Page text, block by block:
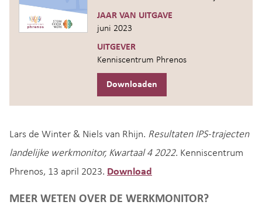
JAAR VAN UITGAVE
juni 2023
UITGEVER
Kenniscentrum Phrenos
Downloaden
Lars de Winter & Niels van Rhijn. Resultaten IPS-trajecten
landelijke werkmonitor, Kwartaal 4 2022. Kenniscentrum
Phrenos, 13 april 2023. Download
MEER WETEN OVER DE WERKMONITOR?